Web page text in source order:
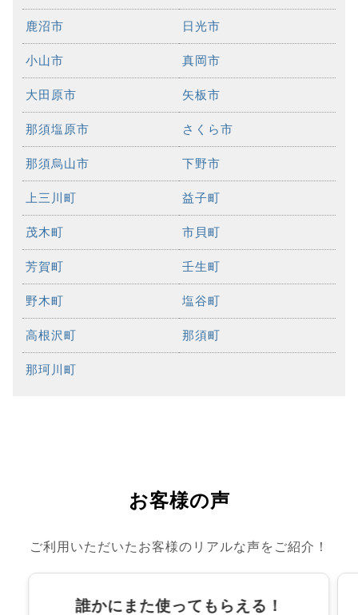
鹿沼市 日光市
小山市 真岡市
大田原市 矢板市
那須塩原市 さくら市
那須烏山市 下野市
上三川町 益子町
茂木町 市貝町
芳賀町 壬生町
野木町 塩谷町
高根沢町 那須町
那珂川町
お客様の声
ご利用いただいたお客様のリアルな声をご紹介！
誰かにまた使ってもらえる！